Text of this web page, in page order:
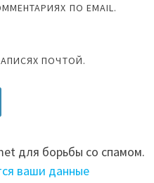
ПО EMAIL.
ПОЧТОЙ.
для борьбы со спамом.
ваши данные